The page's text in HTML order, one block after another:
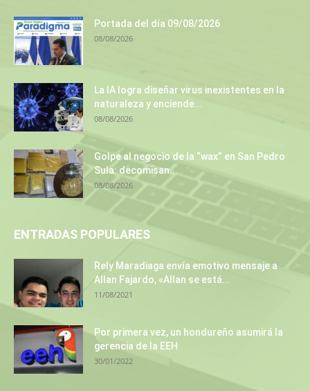
Portada del día 09/08/2026
08/08/2026
La IA logra diseñar virus inexistentes en la
naturaleza y enciende...
08/08/2026
Golpe al negocio de la “wax” en San Pedro
Sula: decomisan...
08/08/2026
ENTRADAS POPULARES
Rely Maradiaga envía emotivo mensaje a
Allan Fajardo, «Allan se está...
11/08/2021
Por primera vez, un hondureño asumirá la
gerencia de la EEH
30/01/2022